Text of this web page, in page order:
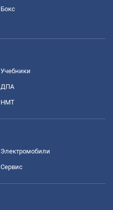
Бокс
Учебники
ДПА
НМТ
Электромобили
Сервис